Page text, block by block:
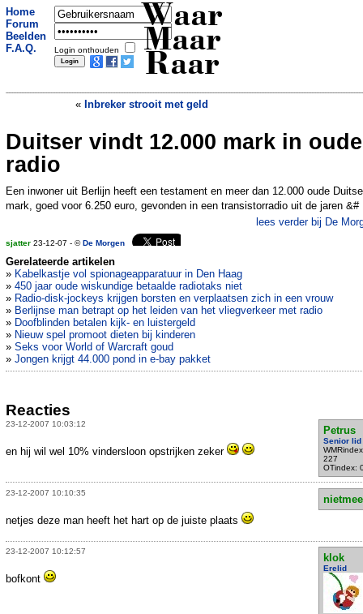
Home
Forum
Beelden
F.A.Q.
Login onthouden
Waar
Maar
Raar
« Inbreker strooit met geld
Nederlander zit jaren in cel met tumor
van 2,5 kilo in buik»
Duitser vindt 12.000 mark in oude
radio
Een inwoner uit Berlijn heeft een testament en meer dan 12.000 oude Duitse
mark, goed voor 6.250 euro, gevonden in een transistorradio uit de jaren &#
lees verder bij De
sjatter 23-12-07 - ©De Morgen
Gerelateerde artikelen
» Kabelkastje vol spionageapparatuur in Den Haag
» 450 jaar oude wiskundige betaalde radiotaks niet
» Radio-disk-jockeys krijgen borsten en verplaatsen zich in een vrouw
» Berlijnse man betrapt op het leiden van het vliegverkeer met radio
» Doofblinden betalen kijk- en luistergeld
» Nieuw spel promoot dieten bij kinderen
» Seks voor World of Warcraft goud
» Jongen krijgt 44.000 pond in e-bay pakket
Reacties
23-12-2007 10:03:12
Petrus
Senior lid
227
OTindex:
en hij wil wel 10% vindersloon opstrijken zeker
23-12-2007 10:10:35
netjes deze man heeft het hart op de juiste plaats
23-12-2007 10:12:57
klok
Erelid
bofkont